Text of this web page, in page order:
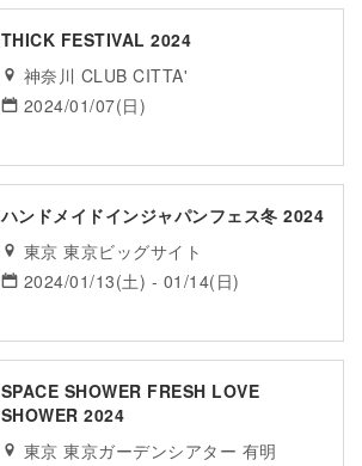
THICK FESTIVAL 2024
神奈川 CLUB CITTA'
2024/01/07(日)
ハンドメイドインジャパンフェス冬 2024
東京 東京ビッグサイト
2024/01/13(土) - 01/14(日)
SPACE SHOWER FRESH LOVE
SHOWER 2024
東京 東京ガーデンシアター 有明